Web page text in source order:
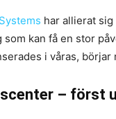
har allierat
kan få en stor
i våras,
– först